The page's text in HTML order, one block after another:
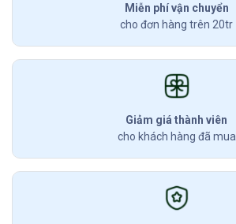
Miễn phí vận chuyển
cho đơn hàng trên 20tr
Giảm giá thành viên
cho khách hàng đã mua